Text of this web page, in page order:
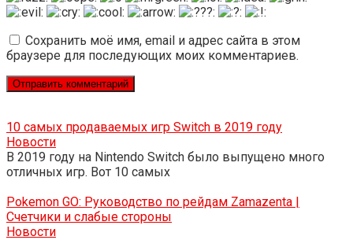
Сохранить моё имя, email и адрес сайта в этом
браузере для последующих моих комментариев.
10 самых продаваемых игр Switch в 2019 году
Новости
В 2019 году на Nintendo Switch было выпущено много
отличных игр. Вот 10 самых
Pokemon GO: Руководство по рейдам Zamazenta |
Счетчики и слабые стороны
Новости